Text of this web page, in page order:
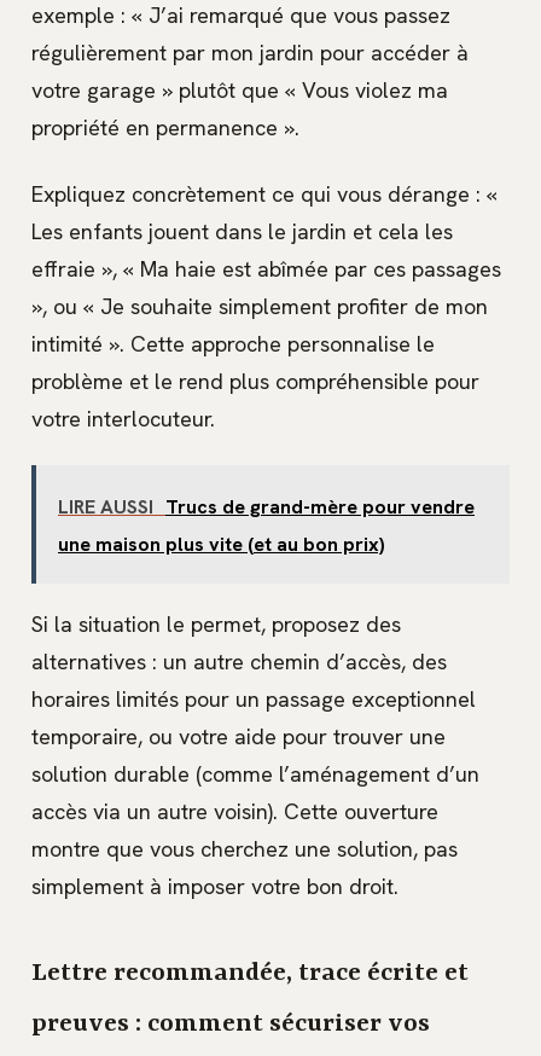
exemple : « J’ai remarqué que vous passez
régulièrement par mon jardin pour accéder à
votre garage » plutôt que « Vous violez ma
propriété en permanence ».
Expliquez concrètement ce qui vous dérange : «
Les enfants jouent dans le jardin et cela les
effraie », « Ma haie est abîmée par ces passages
», ou « Je souhaite simplement profiter de mon
intimité ». Cette approche personnalise le
problème et le rend plus compréhensible pour
votre interlocuteur.
LIRE AUSSI Trucs de grand-mère pour vendre
une maison plus vite (et au bon prix)
Si la situation le permet, proposez des
alternatives : un autre chemin d’accès, des
horaires limités pour un passage exceptionnel
temporaire, ou votre aide pour trouver une
solution durable (comme l’aménagement d’un
accès via un autre voisin). Cette ouverture
montre que vous cherchez une solution, pas
simplement à imposer votre bon droit.
Lettre recommandée, trace écrite et
preuves : comment sécuriser vos